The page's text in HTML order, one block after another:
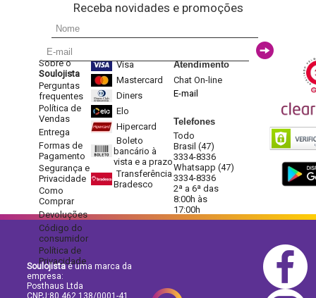
Receba novidades e promoções
Sobre o
Soulojista
Perguntas
frequentes
Política de
Vendas
Entrega
Formas de
Pagamento
Segurança e
Privacidade
Como
Comprar
Devoluções
Código do
consumidor
Política de
Privacidade
Visa
Mastercard
Diners
Elo
Hipercard
Boleto
bancário à
vista e a prazo
Transferência
Bradesco
Atendimento
Chat On-line
E-mail
Telefones
Todo
Brasil (47)
3334-8336
Whatsapp (47)
3334-8336
2ª a 6ª das
8:00h às
17:00h
Soulojistaé uma marca da
empresa:
Posthaus Ltda
CNPJ:80.462.138/0001-41